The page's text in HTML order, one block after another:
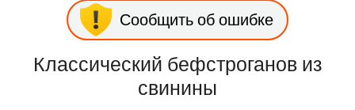
Сообщить об ошибке
Классический бефстроганов из
свинины